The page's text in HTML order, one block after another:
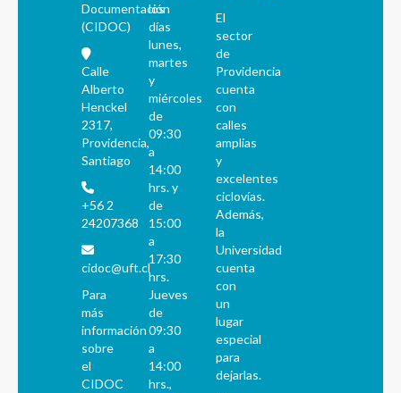
Documentación
(CIDOC)
Calle
Alberto
Henckel
2317,
Providencia,
Santiago
+56 2
24207368
cidoc@uft.cl
Para
más
información
sobre
el
CIDOC
los
días
lunes,
martes
y
miércoles
de
09:30
a
14:00
hrs. y
de
15:00
a
17:30
hrs.
Jueves
de
09:30
a
14:00
hrs.,
El
sector
de
Providencia
cuenta
con
calles
amplias
y
excelentes
ciclovías.
Además,
la
Universidad
cuenta
con
un
lugar
especial
para
dejarlas.